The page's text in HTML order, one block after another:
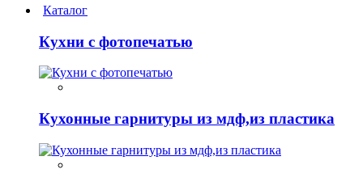
Каталог
Кухни с фотопечатью
Кухонные гарнитуры из мдф,из пластика